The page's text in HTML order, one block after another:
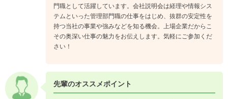
門職として活躍しています。会社説明会は経理や情報シス
テムといった管理部門職の仕事をはじめ、抜群の安定性を
持つ当社の事業や強みなどを知る機会。上場企業だからこ
その奥深い仕事の魅力をお伝えします。気軽にご参加くだ
さい！
先輩のオススメポイント